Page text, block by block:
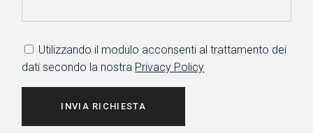
Utilizzando il modulo acconsenti al trattamento dei
dati secondo la nostra Privacy Policy
INVIA RICHIESTA